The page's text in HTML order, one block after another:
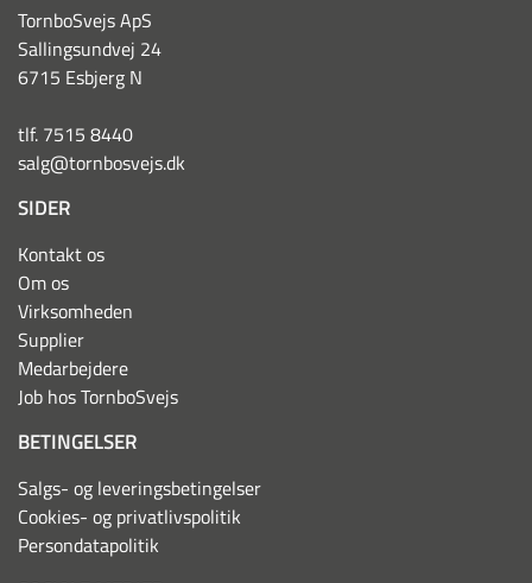
TornboSvejs ApS
Sallingsundvej 24
6715 Esbjerg N
tlf. 7515 8440
salg@tornbosvejs.dk
SIDER
Kontakt os
Om os
Virksomheden
Supplier
Medarbejdere
Job hos TornboSvejs
BETINGELSER
Salgs- og leveringsbetingelser
Cookies- og privatlivspolitik
Persondatapolitik